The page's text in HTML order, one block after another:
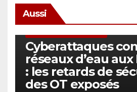
Aussi
Cyberattaques
réseaux d’eau
: les retards de
des OT exposés